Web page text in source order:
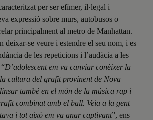
per ser efímer, il·legal i
expressió sobre murs, autobusos o
principalment al metro de Manhattan.
deixar-se veure i estendre el seu nom, i es
de les repeticions i l’audàcia a les
D’adolescent em va canviar conèixer la
cultura del grafit provinent de Nova
també en el món de la música rap i
combinat amb el ball. Veia a la gent
i tot això em va anar captivant”, ens